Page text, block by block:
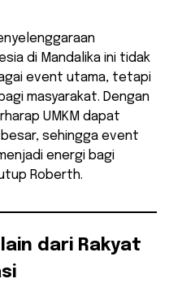
di Mandalika ini tidak
event utama, tetapi
masyarakat. Dengan
UMKM dapat
sehingga event
energi bagi
Roberth.
dari Rakyat